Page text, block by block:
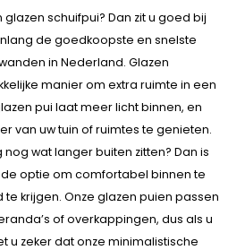
schuifpui? Dan zit u goed bij
de goedkoopste en snelste
in Nederland. Glazen
manier om extra ruimte in een
pui laat meer licht binnen, en
van uw tuin of ruimtes te genieten.
wat langer buiten zitten? Dan is
optie om comfortabel binnen te
te krijgen. Onze glazen puien passen
of overkappingen, dus als u
u zeker dat onze minimalistische